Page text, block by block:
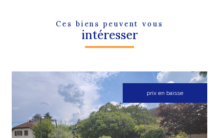
Ces biens peuvent vous
intéresser
prix en baisse